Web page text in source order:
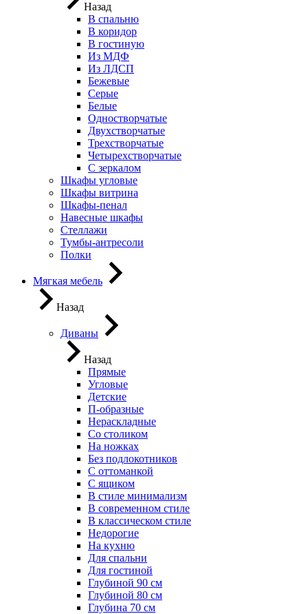
Назад
В спальню
В коридор
В гостиную
Из МДФ
Из ЛДСП
Бежевые
Серые
Белые
Одностворчатые
Двухстворчатые
Трехстворчатые
Четырехстворчатые
С зеркалом
Шкафы угловые
Шкафы витрина
Шкафы-пенал
Навесные шкафы
Стеллажи
Тумбы-антресоли
Полки
Мягкая мебель
Назад
Диваны
Назад
Прямые
Угловые
Детские
П-образные
Нераскладные
Со столиком
На ножках
Без подлокотников
С оттоманкой
С ящиком
В стиле минимализм
В современном стиле
В классическом стиле
Недорогие
На кухню
Для спальни
Для гостиной
Глубиной 90 см
Глубиной 80 см
Глубина 70 см